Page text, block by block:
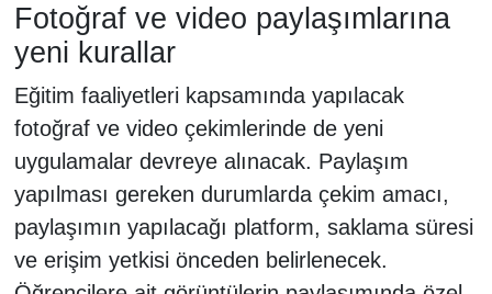
Fotoğraf ve video paylaşımlarına
yeni kurallar
Eğitim faaliyetleri kapsamında yapılacak
fotoğraf ve video çekimlerinde de yeni
uygulamalar devreye alınacak. Paylaşım
yapılması gereken durumlarda çekim amacı,
paylaşımın yapılacağı platform, saklama süresi
ve erişim yetkisi önceden belirlenecek.